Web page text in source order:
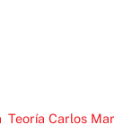
Teoría Carlos